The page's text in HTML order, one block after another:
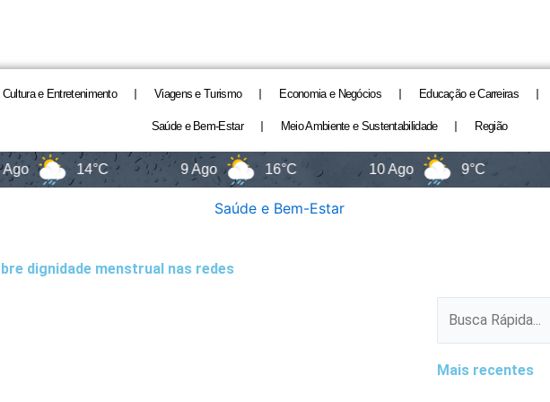
Cultura e Entretenimento Viagens e Turismo Economia e Negócios Educação e Carreiras
Saúde e Bem-Estar Meio Ambiente e Sustentabilidade Região
14°C 9 Ago 16°C 10 Ago 9°C
Saúde e Bem-Estar
dignidade menstrual nas redes
Mais recentes